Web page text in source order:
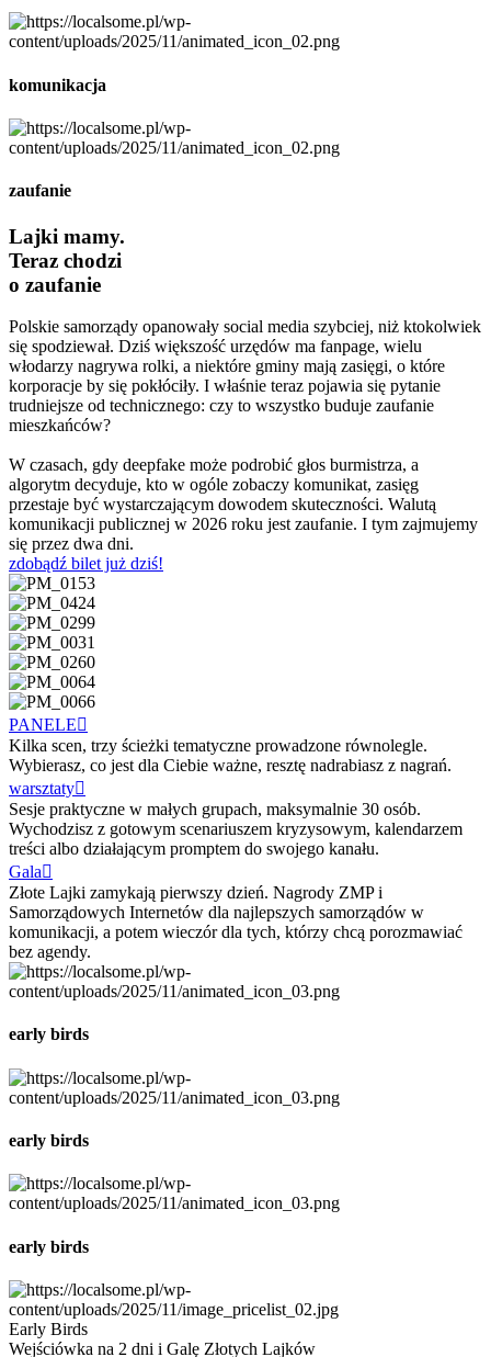
komunikacja
zaufanie
Lajki mamy.
Teraz chodzi
o zaufanie
Polskie samorządy opanowały social media szybciej, niż ktokolwiek
się spodziewał. Dziś większość urzędów ma fanpage, wielu
włodarzy nagrywa rolki, a niektóre gminy mają zasięgi, o które
korporacje by się pokłóciły. I właśnie teraz pojawia się pytanie
trudniejsze od technicznego: czy to wszystko buduje zaufanie
mieszkańców?
W czasach, gdy deepfake może podrobić głos burmistrza, a
algorytm decyduje, kto w ogóle zobaczy komunikat, zasięg
przestaje być wystarczającym dowodem skuteczności. Walutą
komunikacji publicznej w 2026 roku jest zaufanie. I tym zajmujemy
się przez dwa dni.
zdobądź bilet już dziś!
PANELE
Kilka scen, trzy ścieżki tematyczne prowadzone równolegle.
Wybierasz, co jest dla Ciebie ważne, resztę nadrabiasz z nagrań.
warsztaty
Sesje praktyczne w małych grupach, maksymalnie 30 osób.
Wychodzisz z gotowym scenariuszem kryzysowym, kalendarzem
treści albo działającym promptem do swojego kanału.
Gala
Złote Lajki zamykają pierwszy dzień. Nagrody ZMP i
Samorządowych Internetów dla najlepszych samorządów w
komunikacji, a potem wieczór dla tych, którzy chcą porozmawiać
bez agendy.
early birds
early birds
early birds
Early Birds
Wejściówka na 2 dni i Galę Złotych Lajków